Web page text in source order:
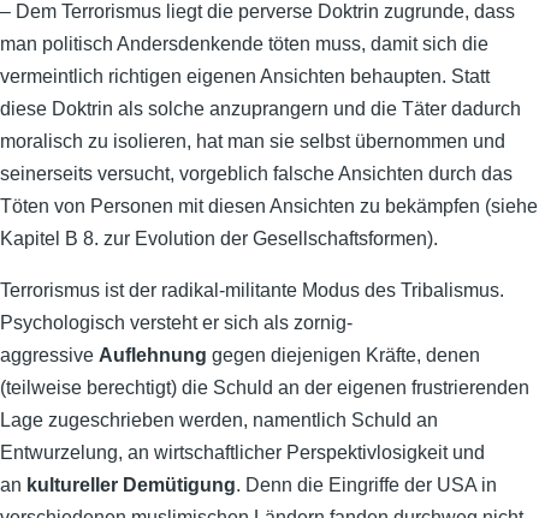
– Dem Terrorismus liegt die perverse Doktrin zugrunde, dass
man politisch Andersdenkende töten muss, damit sich die
vermeintlich richtigen eigenen Ansichten behaupten. Statt
diese Doktrin als solche anzuprangern und die Täter dadurch
moralisch zu isolieren, hat man sie selbst übernommen und
seinerseits versucht, vorgeblich falsche Ansichten durch das
Töten von Personen mit diesen Ansichten zu bekämpfen (siehe
Kapitel B 8. zur Evolution der Gesellschaftsformen).
Terrorismus ist der radikal-militante Modus des Tribalismus.
Psychologisch versteht er sich als zornig-
aggressive Auflehnung gegen diejenigen Kräfte, denen
(teilweise berechtigt) die Schuld an der eigenen frustrierenden
Lage zugeschrieben werden, namentlich Schuld an
Entwurzelung, an wirtschaftlicher Perspektivlosigkeit und
an kultureller Demütigung. Denn die Eingriffe der USA in